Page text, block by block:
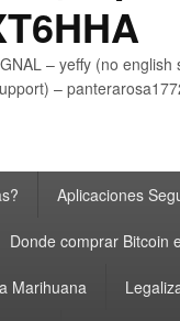
– yeffy (no
–
Aplicaciones
Donde comprar Bitcoin
Marihuana